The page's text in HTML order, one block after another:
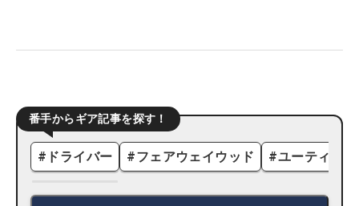
番手からギア記事を探す！
# ドライバー #フェアウェイウッド #ユーティリ